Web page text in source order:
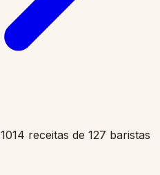
1014 receitas de 127 baristas